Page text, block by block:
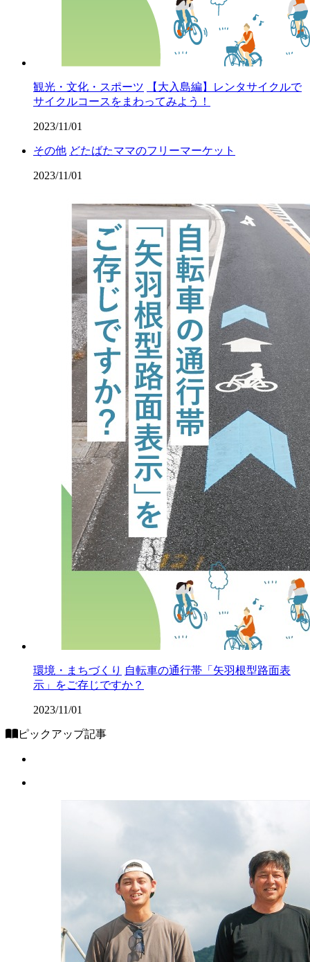
観光・文化・スポーツ
【大入島編】レンタサイクルで
サイクルコースをまわってみよう！
2023/11/01
その他 どたばたママのフリーマーケット
2023/11/01
環境・まちづくり 自転車の通行帯「矢羽根型路面表
示」をご存じですか？
2023/11/01
ピックアップ記事